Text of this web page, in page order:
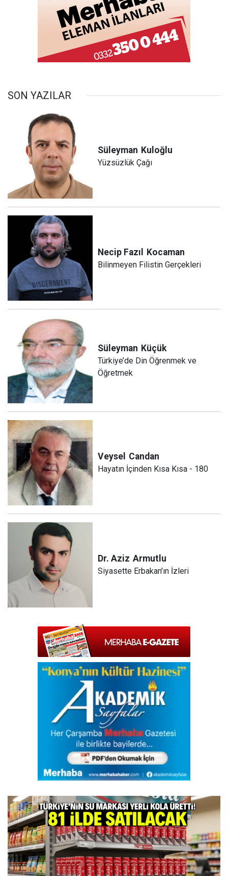
SON YAZILAR
Süleyman Kuloğlu
Yüzsüzlük Çağı
Necip Fazıl Kocaman
Bilinmeyen Filistin Gerçekleri
Süleyman Küçük
Türkiye’de Din Öğrenmek ve
Öğretmek
Veysel Candan
Hayatın İçinden Kısa Kısa - 180
Dr. Aziz Armutlu
Siyasette Erbakan'ın İzleri